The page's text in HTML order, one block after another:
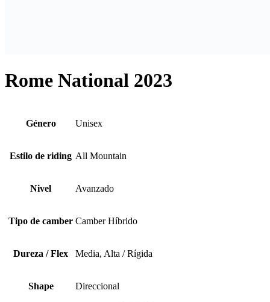
Rome National 2023
Género Unisex
Estilo de riding All Mountain
Nivel Avanzado
Tipo de camber Camber Híbrido
Dureza / Flex Media, Alta / Rígida
Shape Direccional